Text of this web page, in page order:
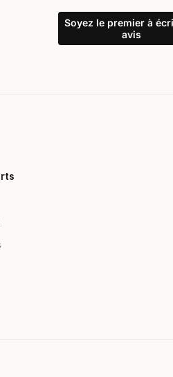
Soyez le premier à
avis